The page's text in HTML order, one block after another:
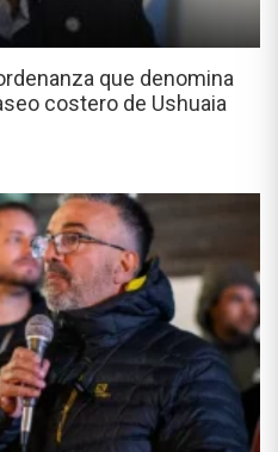
que denomina
costero de Ushuaia